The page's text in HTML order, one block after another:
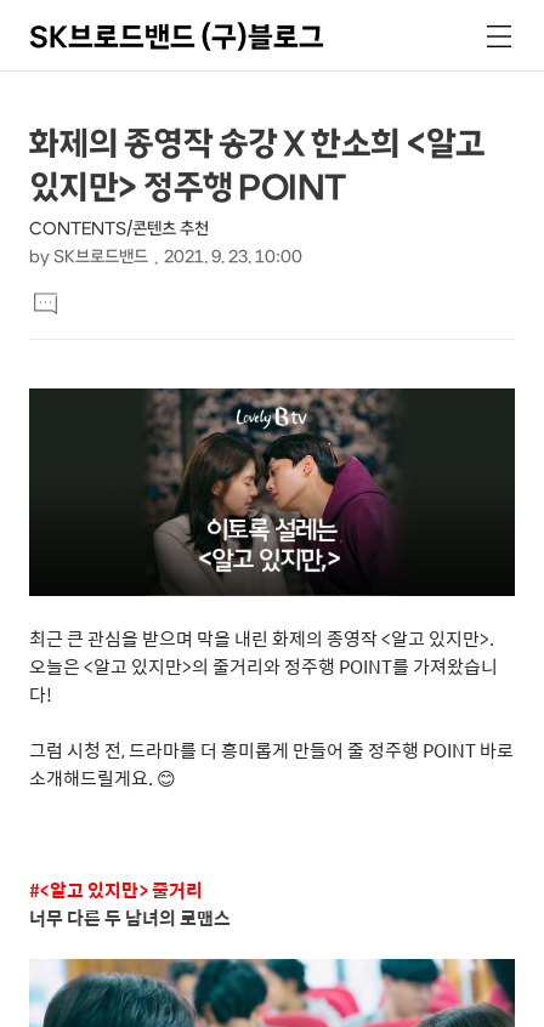
SK브로드밴드 (구)블로그
색
메
뉴
상
세
컨
텐
츠
본
문
제
목
화제의 종영작 송강 X 한소희 <알고
있지만> 정주행 POINT
CONTENTS/콘텐츠 추천
by SK브로드밴드 2021. 9. 23. 10:00
문
댓
글
최근 큰 관심을 받으며 막을 내린 화제의 종영작<알고 있지만>.
오늘은<알고 있지만>의 줄거리와 정주행 POINT를 가져왔습니
다!
그럼 시청 전,드라마를 더 흥미롭게 만들어 줄 정주행 POINT바로
소개해드릴게요. 😊
#<알고있지만>줄거리
너무 다른 두 남녀의 로맨스